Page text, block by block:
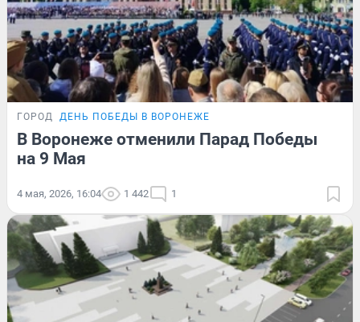
ГОРОД ДЕНЬ ПОБЕДЫ В ВОРОНЕЖЕ
В Воронеже отменили Парад Победы
на 9 Мая
4 мая, 2026, 16:04 1 442 1